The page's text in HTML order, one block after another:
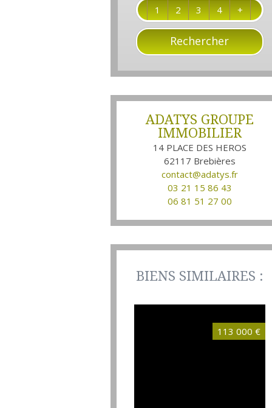
1 2 3 4 +
ADATYS GROUPE
IMMOBILIER
14 PLACE DES HEROS
62117 Brebières
contact@adatys.fr
03 21 15 86 43
06 81 51 27 00
BIENS SIMILAIRES :
113 000 €